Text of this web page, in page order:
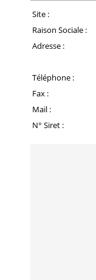
Site :
Raison Sociale :
Adresse :
Téléphone :
Fax :
Mail :
N° Siret :